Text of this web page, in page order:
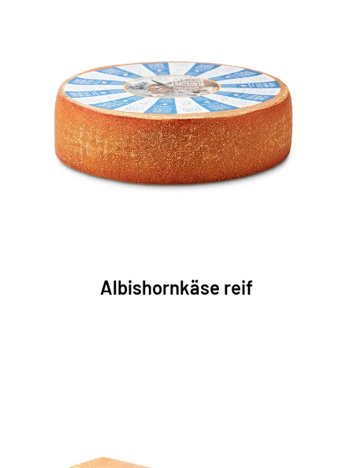
Albishornkäse reif